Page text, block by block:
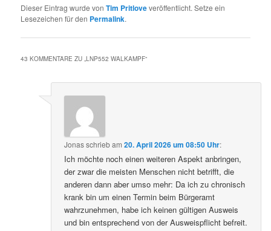
Dieser Eintrag wurde vonTim Pritloveveröffentlicht. Setze ein
Lesezeichen für den Permalink.
43 KOMMENTARE ZU „LNP552 WALKAMPF“
Jonasschriebam20. April 2026 um 08:50 Uhr:
Ich möchte noch einen weiteren Aspekt anbringen,
der zwar die meisten Menschen nicht betrifft, die
anderen dann aber umso mehr: Da ich zu chronisch
krank bin um einen Termin beim Bürgeramt
wahrzunehmen, habe ich keinen gültigen Ausweis
und bin entsprechend von der Ausweispflicht befreit.